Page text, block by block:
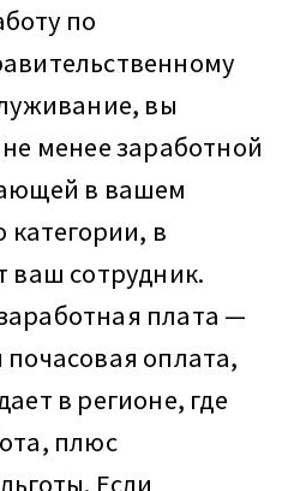
по
вы
менее заработной
в вашем
категории, в
ваш сотрудник.
плата —
оплата,
в регионе, где
плюс
Если